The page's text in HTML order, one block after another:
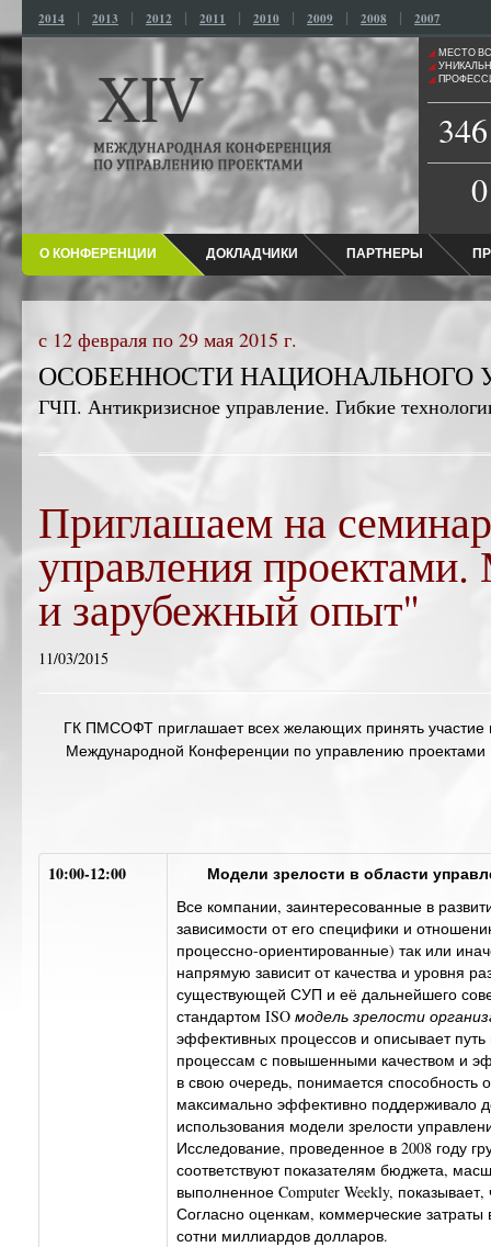
2014 | 2013 | 2012 | 2011 | 2010 | 2009 | 2008 | 2007
МЕСТО
346
0
О КОНФЕРЕНЦИИ ДОКЛАДЧИКИ ПАРТНЕРЫ
с 12 февраля по 29 мая 2015 г.
ОСОБЕННОСТИ НАЦИОНАЛЬНОГО
ГЧП. Антикризисное управление. Гибкие
Приглашаем на
управления
и зарубежный опыт"
11/03/2015
ГК ПМСОФТ приглашает всех желающих принять
Международной Конференции по управлению
10:00-12:00 Модели зрелости в области
Все компании, заинтересованные в
зависимости от его специфики и
процессно-ориентированные) так или
напрямую зависит от качества и уровня
существующей СУП и её дальнейшего
стандартом ISO модель зрелости
эффективных процессов и описывает
процессам с повышенными качеством и
в свою очередь, понимается способность
максимально эффективно поддерживало
использования модели зрелости
Исследование, проведенное в 2008 году
соответствуют показателям бюджета,
выполненное Computer Weekly,
Согласно оценкам, коммерческие
сотни миллиардов долларов.